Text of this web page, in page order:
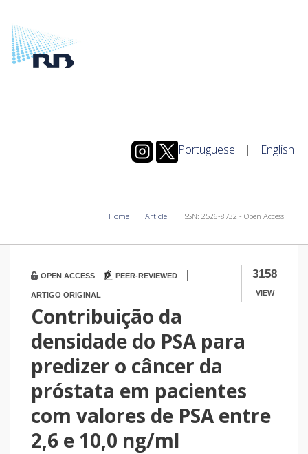
Portuguese | English
Home Article ISSN: 2526-8732 - Open Access
3158
VIEW
OPEN ACCESS PEER-REVIEWED |
ARTIGO ORIGINAL
Contribuição da
densidade do PSA para
predizer o câncer da
próstata em pacientes
com valores de PSA entre
2,6 e 10,0 ng/ml